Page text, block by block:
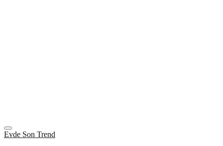
Evde Son Trend